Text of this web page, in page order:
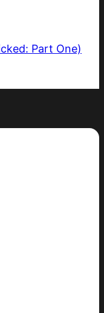
Part One)